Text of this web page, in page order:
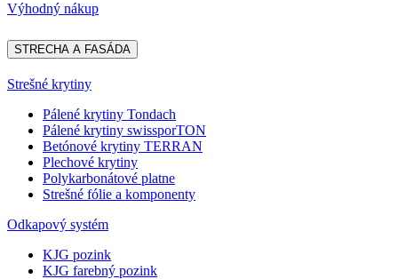
Výhodný nákup
STRECHA A FASÁDA
Strešné krytiny
Pálené krytiny Tondach
Pálené krytiny swissporTON
Betónové krytiny TERRAN
Plechové krytiny
Polykarbonátové platne
Strešné fólie a komponenty
Odkapový systém
KJG pozink
KJG farebný pozink